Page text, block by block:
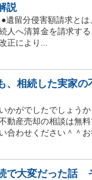
説
遺留分侵害額請求と
人へ清算金を請求す
正により...
、相続した実家の
かがでしたでしょう
動産売却の相談は無
合わせください＾＾お
で大変だった話